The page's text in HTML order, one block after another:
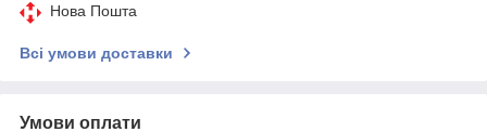
Нова Пошта
Всі умови доставки
Умови оплати